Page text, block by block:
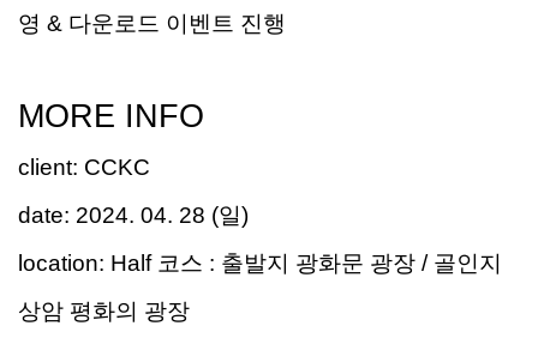
영 & 다운로드 이벤트 진행
MORE INFO
client: CCKC
date: 2024. 04. 28 (일)
location: Half 코스 : 출발지 광화문 광장 / 골인지
상암 평화의 광장